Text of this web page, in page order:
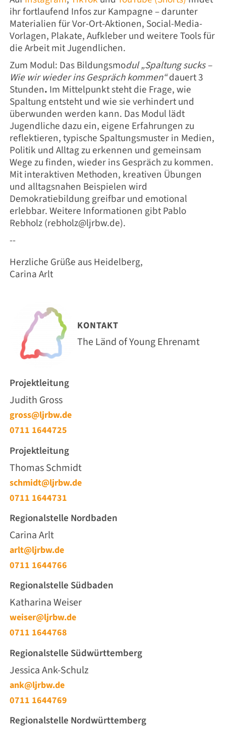
KONTAKT
The Länd of Young Ehrenamt
Projektleitung
Judith Gross
gross@ljrbw.de
0711 1644725
Projektleitung
Thomas Schmidt
schmidt@ljrbw.de
0711 1644731
Regionalstelle Nordbaden
Carina Arlt
arlt@ljrbw.de
0711 1644766
Regionalstelle Südbaden
Katharina Weiser
weiser@ljrbw.de
0711 1644768
Regionalstelle Südwürttemberg
Jessica Ank-Schulz
ank@ljrbw.de
0711 1644769
Regionalstelle Nordwürttemberg
ihr fortlaufend Infos zur Kampagne – darunter
Materialien für Vor-Ort-Aktionen, Social-Media-
Vorlagen, Plakate, Aufkleber und weitere Tools für
die Arbeit mit Jugendlichen.
Zum Modul: Das Bildungsmodul„Spaltung sucks –
Wie wir wieder ins Gespräch kommen“dauert 3
Stunden. Im Mittelpunkt steht die Frage,wie
Spaltung entsteht und wie sie verhindert und
überwunden werden kann. Das Modul lädt
Jugendliche dazu ein, eigene Erfahrungen zu
reflektieren, typische Spaltungsmuster in Medien,
Politik und Alltag zu erkennen und gemeinsam
Wege zu finden, wieder ins Gespräch zu kommen.
Mit interaktiven Methoden, kreativen Übungen
und alltagsnahen Beispielen wird
Demokratiebildung greifbar und emotional
erlebbar. Weitere Informationen gibt Pablo
Rebholz (rebholz@ljrbw.de).
--
Herzliche Grüße aus Heidelberg,
Carina Arlt